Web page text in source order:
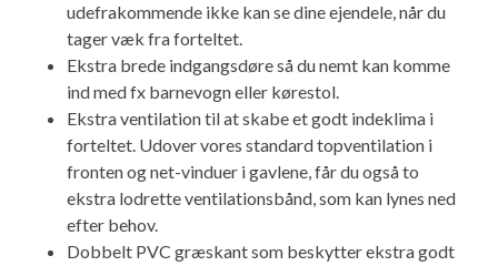
udefrakommende ikke kan se dine ejendele, når du
tager væk fra forteltet.
Ekstra brede indgangsdøre så du nemt kan komme
ind med fx barnevogn eller kørestol.
Ekstra ventilation til at skabe et godt indeklima i
forteltet. Udover vores standard topventilation i
fronten og net-vinduer i gavlene, får du også to
ekstra lodrette ventilationsbånd, som kan lynes ned
efter behov.
Dobbelt PVC græskant som beskytter ekstra godt